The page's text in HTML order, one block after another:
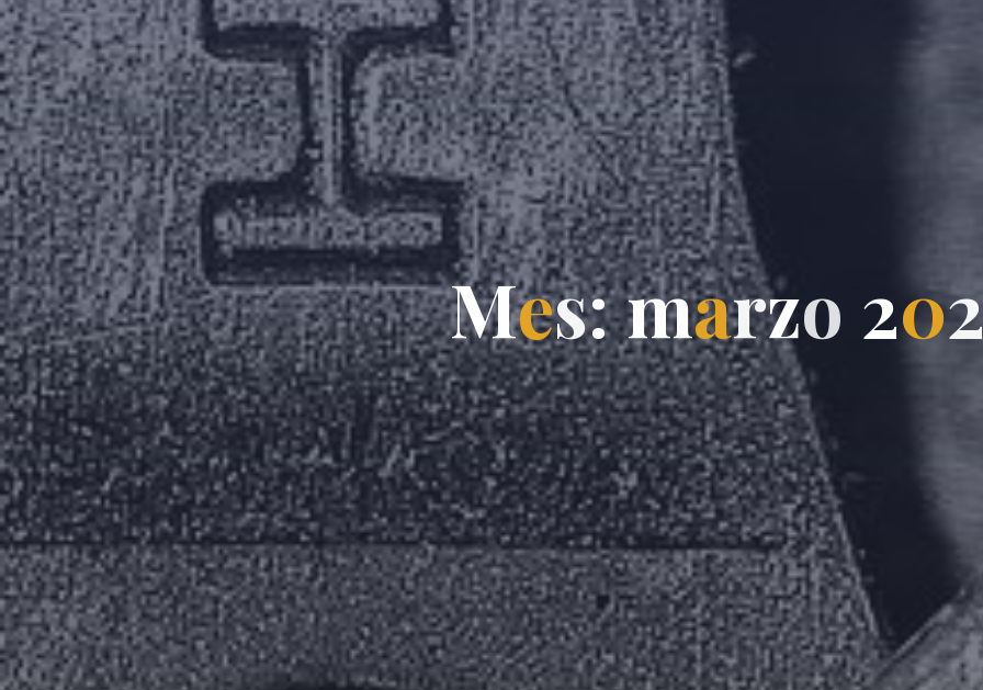
Mes:marzo 20